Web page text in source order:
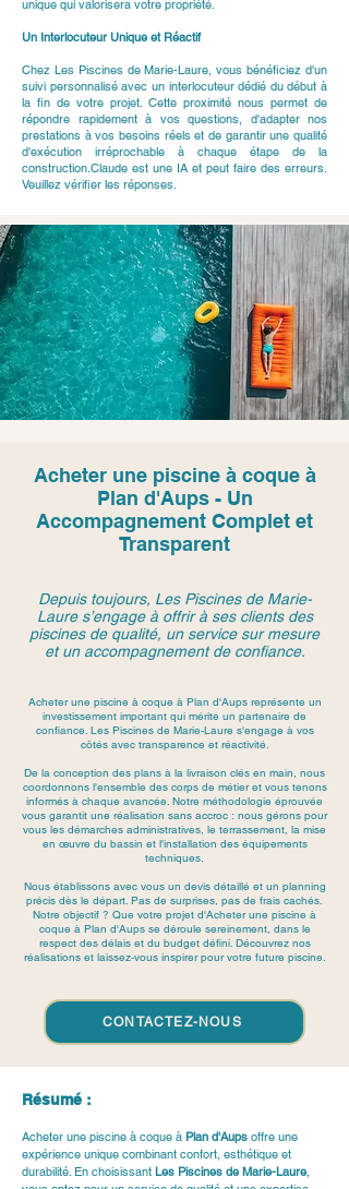
unique qui valorisera votre propriété.
Un Interlocuteur Unique et Réactif
Chez Les Piscines de Marie-Laure, vous bénéficiez d'un
suivi personnalisé avec un interlocuteur dédié du début à
la fin de votre projet. Cette proximité nous permet de
répondre rapidement à vos questions, d'adapter nos
prestations à vos besoins réels et de garantir une qualité
d'exécution irréprochable à chaque étape de la
construction.Claude est une IA et peut faire des erreurs.
Veuillez vérifier les réponses.
Acheter une piscine à coque à
Plan d'Aups - Un
Accompagnement Complet et
Transparent
Depuis toujours, Les Piscines de Marie-
Laure s’engage à offrir à ses clients des
piscines de qualité, un service sur mesure
et un accompagnement de confiance.
Acheter une piscine à coque à Plan d'Aups représente un
investissement important qui mérite un partenaire de
confiance. Les Piscines de Marie-Laure s'engage à vos
côtés avec transparence et réactivité.
De la conception des plans à la livraison clés en main, nous
coordonnons l'ensemble des corps de métier et vous tenons
informés à chaque avancée. Notre méthodologie éprouvée
vous garantit une réalisation sans accroc : nous gérons pour
vous les démarches administratives, le terrassement, la mise
en œuvre du bassin et l'installation des équipements
techniques.
Nous établissons avec vous un devis détaillé et un planning
précis dès le départ. Pas de surprises, pas de frais cachés.
Notre objectif ? Que votre projet d'Acheter une piscine à
coque à Plan d'Aups se déroule sereinement, dans le
respect des délais et du budget défini. Découvrez nos
réalisations et laissez-vous inspirer pour votre future piscine.
CONTACTEZ-NOUS
Résumé :
Acheter une piscine à coque à Plan d'Aups offre une
expérience unique combinant confort, esthétique et
durabilité. En choisissant Les Piscines de Marie-Laure,